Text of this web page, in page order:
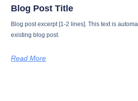
Blog Post Title
Blog post excerpt [1-2 lines]. This text is
existing blog post.
Read More